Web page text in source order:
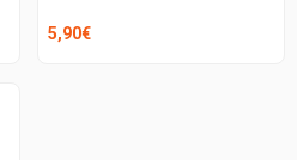
5,90€